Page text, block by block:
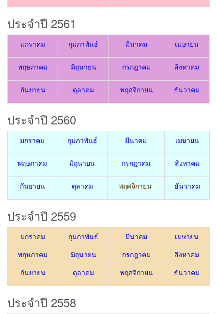
ประจำปี 2561
มกราคม กุมภาพันธ์ มีนาคม เมษายน
พฤษภาคม มิถุนายน กรกฎาคม สิงหาคม
กันยายน ตุลาคม พฤศจิกายน ธันวาคม
ประจำปี 2560
มกราคม กุมภาพันธ์ มีนาคม เมษายน
พฤษภาคม มิถุนายน กรกฎาคม สิงหาคม
กันยายน ตุลาคม พฤศจิกายน ธันวาคม
ประจำปี 2559
มกราคม กุมภาพันธ์ มีนาคม
เมษายน
พฤษภาคม
มิถุนายน กรกฎาคม
สิงหาคม
กันยายน
ตุลาคม พฤศจิกายน ธันวาคม
ประจำปี 2558